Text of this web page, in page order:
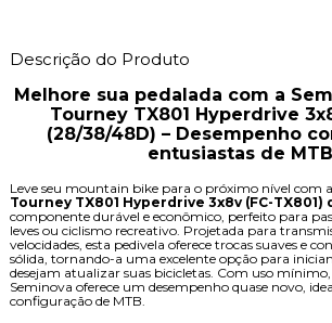
Descrição do Produto
Melhore sua pedalada com a
Tourney TX801 Hyperdrive
(28/38/48D) – Desempenho
entusiastas de
Leve seu mountain bike para o próximo nível com a
Tourney TX801 Hyperdrive 3x8v (FC-TX801)
componente durável e econômico, perfeito para
leves ou ciclismo recreativo. Projetada para
velocidades, esta pedivela oferece trocas suaves e
sólida, tornando-a uma excelente opção para
desejam atualizar suas bicicletas. Com uso mínimo,
Seminova oferece um desempenho quase novo,
configuração de MTB.